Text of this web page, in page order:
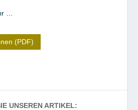
…
(PDF)
UNSEREN ARTIKEL: